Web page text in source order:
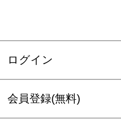
ログイン
会員登録(無料)